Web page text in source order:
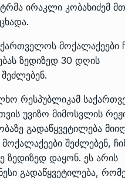
ირაკლი კობახიძემ
მოქალაქეები
ზედიზედ 30 დღის
რესპუბლიკამ
უვიზო მიმოსვლის
გადაწყვეტილება
შეძლებენ,
ზედიზედ დაყონ. ეს არის
გადაწყვეტილება,